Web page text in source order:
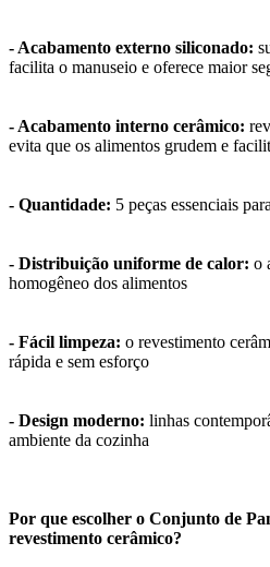
- Acabamento externo siliconado:
facilita o manuseio e oferece maior
- Acabamento interno cerâmico:
evita que os alimentos grudem e
- Quantidade: 5 peças essenciais
- Distribuição uniforme de calor: o
homogêneo dos alimentos
- Fácil limpeza: o revestimento
rápida e sem esforço
- Design moderno: linhas
ambiente da cozinha
Por que escolher o Conjunto de
revestimento cerâmico?